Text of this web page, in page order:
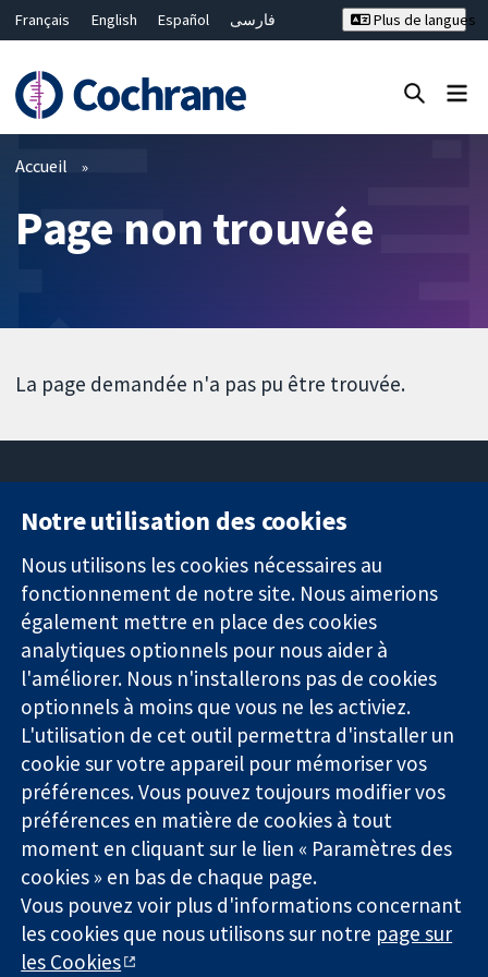
Français English Español
فارسی
Bahasa Malaysia
ไทย
繁體中文
简体中文
Plus de langues
Filtres
Accueil
Page non trouvée
La page demandée n'a pas pu être trouvée.
Des données
probantes.
Des décisions
éclairées.
Une meilleure
santé.
11-13 Cavendish
Square
Londres
W1G0AN
Royaume-Uni
nous
Actualités
Service de
presse
Qui sommes-
nous
Offres
d'emploi
Library
La Collaboration Cochrane est une association caritative (n°
1045921) et une société à responsabilité limitée par garantie (n°
03044323) enregistrée en Angleterre et au Pays de Galles. Numéro
de TVA : GB 718 2127 49.
Notre utilisation des cookies
Nous utilisons les cookies nécessaires au
fonctionnement de notre site. Nous aimerions
également mettre en place des cookies
analytiques optionnels pour nous aider à
l'améliorer. Nous n'installerons pas de cookies
optionnels à moins que vous ne les activiez.
L'utilisation de cet outil permettra d'installer un
cookie sur votre appareil pour mémoriser vos
préférences. Vous pouvez toujours modifier vos
préférences en matière de cookies à tout
moment en cliquant sur le lien « Paramètres des
cookies » en bas de chaque page.
Vous pouvez voir plus d'informations concernant
les cookies que nous utilisons sur notre page sur
les Cookies